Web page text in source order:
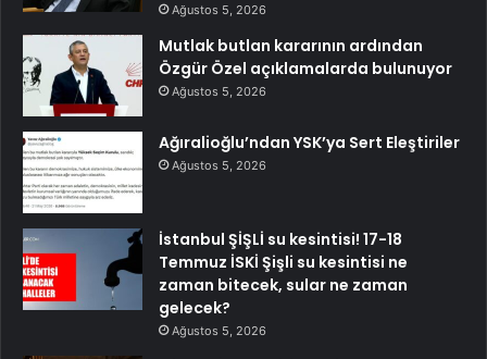
Ağustos 5, 2026
Mutlak butlan kararının ardından
Özgür Özel açıklamalarda bulunuyor
Ağustos 5, 2026
Ağıralioğlu’ndan YSK’ya Sert Eleştiriler
Ağustos 5, 2026
İstanbul ŞİŞLİ su kesintisi! 17-18
Temmuz İSKİ Şişli su kesintisi ne
zaman bitecek, sular ne zaman
gelecek?
Ağustos 5, 2026